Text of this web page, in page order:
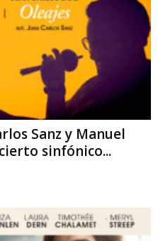
Sanz y Manuel
sinfónico...